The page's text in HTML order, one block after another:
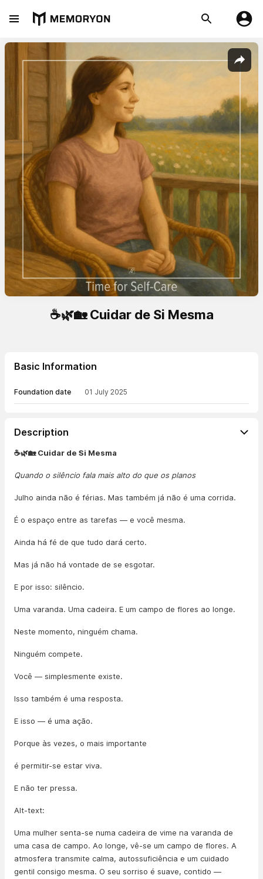
☕🌿🏡 Cuidar de Si Mesma
Basic Information
Foundation date 01 July 2025
Description
☕🌿🏡 Cuidar de Si Mesma
Quando o silêncio fala mais alto do que os planos
Julho ainda não é férias. Mas também já não é uma corrida.
É o espaço entre as tarefas — e você mesma.
Ainda há fé de que tudo dará certo.
Mas já não há vontade de se esgotar.
E por isso: silêncio.
Uma varanda. Uma cadeira. E um campo de flores ao longe.
Neste momento, ninguém chama.
Ninguém compete.
Você — simplesmente existe.
Isso também é uma resposta.
E isso — é uma ação.
Porque às vezes, o mais importante
é permitir-se estar viva.
E não ter pressa.
Alt-text:
Uma mulher senta-se numa cadeira de vime na varanda de
uma casa de campo. Ao longe, vê-se um campo de flores. A
atmosfera transmite calma, autossuficiência e um cuidado
gentil consigo mesma. O seu sorriso é suave, contido —